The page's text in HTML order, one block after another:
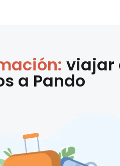
viajar
a Pando